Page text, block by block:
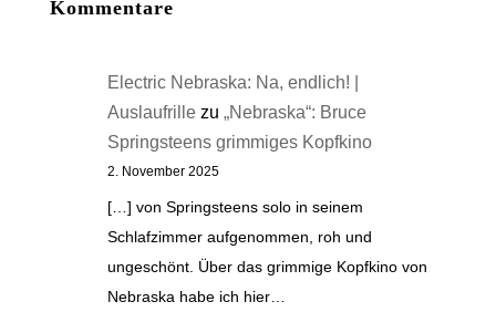
Kommentare
Electric Nebraska: Na, endlich! |
Auslaufrillezu „Nebraska“: Bruce
Springsteens grimmiges Kopfkino
2. November 2025
[…] von Springsteens solo in seinem
Schlafzimmer aufgenommen, roh und
ungeschönt. Über das grimmige Kopfkino von
Nebraska habe ich hier…